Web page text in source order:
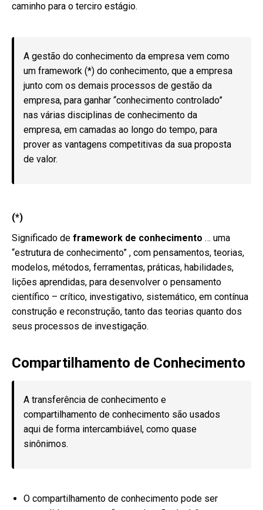
caminho para o terciro estágio.
A gestão do conhecimento da empresa vem como
um framework (*) do conhecimento, que a empresa
junto com os demais processos de gestão da
empresa, para ganhar “conhecimento controlado”
nas várias disciplinas de conhecimento da
empresa, em camadas ao longo do tempo, para
prover as vantagens competitivas da sua proposta
de valor.
(*)
Significado de framework de conhecimento … uma
“estrutura de conhecimento” , com pensamentos, teorias,
modelos, métodos, ferramentas, práticas, habilidades,
lições aprendidas, para desenvolver o pensamento
científico – crítico, investigativo, sistemático, em contínua
construção e reconstrução, tanto das teorias quanto dos
seus processos de investigação.
Compartilhamento de Conhecimento
A transferência de conhecimento e
compartilhamento de conhecimento são usados
aqui de forma intercambiável, como quase
sinônimos.
O compartilhamento de conhecimento pode ser